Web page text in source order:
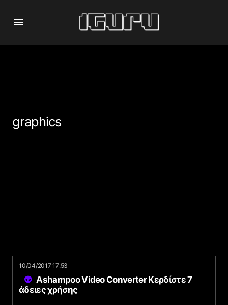
graphics
10/04/2017 17:53
Ashampoo Video Converter Κερδίστε 7
άδειες χρήσης